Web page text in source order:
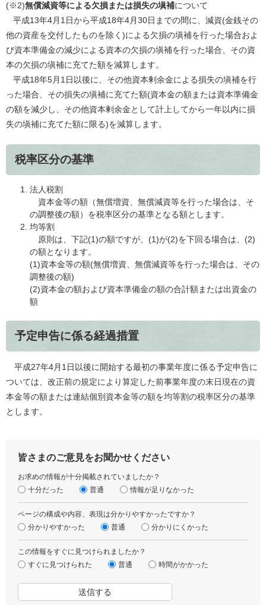
(※2)無償減資等による欠損または損失の塡補について
平成13年4月1日から平成18年4月30日までの間に、減資(金銭その
他の資産を交付したものを除く)による欠損の塡補を行った場合およ
び資本準備金の減少による資本の欠損の塡補を行った場合、その資
本の欠損の塡補に充てた額を減算します。
平成18年5月1日以後に、その他資本剰余金による損失の塡補を行
った場合、その損失の塡補に充てた額(資本金の額または資本準備金
の額を減少し、その他資本剰余金として計上してから一年以内に損
失の塡補に充てた額に限る)を減算します。
税率区分の基準
法人税割
資本金等の額（無償増資、無償減資等を行った場合は、そ
の調整後の額）を税率区分の基準となる額とします。
均等割
原則は、下記(1)の額ですが、(1)が(2)を下回る場合は、(2)
の額となります。
(1)資本金等の額(無償増資、無償減資等を行った場合は、その
調整後の額)
(2)資本金の額および資本準備金の額の合計額または出資金の
額
予定申告に係る経過措置
平成27年4月1日以後に開始する最初の事業年度に係る予定申告に
ついては、改正前の規定により算定した前事業年度の末日現在の資
本金等の額または連結個別資本金等の額を均等割の税率区分の基準
とします。
皆さまのご意見をお聞かせください
お求めの情報が十分掲載されていましたか？
十分だった
普通 情報が足りなかった
ページの構成や内容、表現は分かりやすかったですか？
分かりやすかった
普通 分かりにくかった
この情報をすぐに見つけられましたか？
すぐに見つけられた
普通 時間がかかった